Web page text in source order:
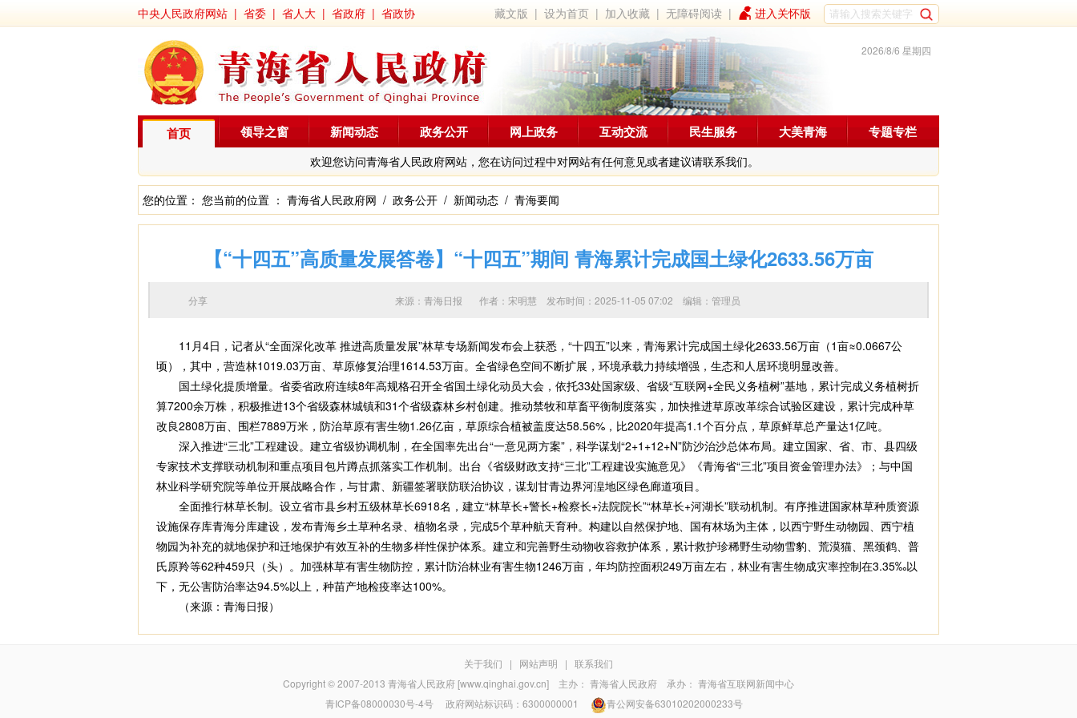
中央人民政府网站 | 省委 | 省人大 | 省政府 | 省政协 藏文版 |设为首页 | 加入收藏 |无障碍阅读 | 进入关怀版
2026/8/6 星期四
首页
欢迎您访问青海省人民政府网站，您在访问过程中对网站有任何意见或者建议请联系我们。
领导之窗 新闻动态 政务公开 网上政务 互动交流 民生服务 大美青海 专题专栏
您的位置： 您当前的位置 ： 青海省人民政府网 / 政务公开 / 新闻动态 / 青海要闻
【“十四五”高质量发展答卷】“十四五”期间 青海累计完成国土绿化2633.56万亩
来源：青海日报 作者： 宋明慧 发布时间：2025-11-05 07:02 编辑：管理员
分享
11月4日，记者从“全面深化改革 推进高质量发展”林草专场新闻发布会上获悉，“十四五”以来，青海累计完成国土绿化2633.56万亩（1亩≈0.0667公
顷），其中，营造林1019.03万亩、草原修复治理1614.53万亩。全省绿色空间不断扩展，环境承载力持续增强，生态和人居环境明显改善。
国土绿化提质增量。省委省政府连续8年高规格召开全省国土绿化动员大会，依托33处国家级、省级“互联网+全民义务植树”基地，累计完成义务植树折
算7200余万株，积极推进13个省级森林城镇和31个省级森林乡村创建。推动禁牧和草畜平衡制度落实，加快推进草原改革综合试验区建设，累计完成种草
改良2808万亩、围栏7889万米，防治草原有害生物1.26亿亩，草原综合植被盖度达58.56%，比2020年提高1.1个百分点，草原鲜草总产量达1亿吨。
深入推进“三北”工程建设。建立省级协调机制，在全国率先出台“一意见两方案”，科学谋划“2+1+12+N”防沙治沙总体布局。建立国家、省、市、县四级
专家技术支撑联动机制和重点项目包片蹲点抓落实工作机制。出台《省级财政支持“三北”工程建设实施意见》《青海省“三北”项目资金管理办法》；与中国
林业科学研究院等单位开展战略合作，与甘肃、新疆签署联防联治协议，谋划甘青边界河湟地区绿色廊道项目。
全面推行林草长制。设立省市县乡村五级林草长6918名，建立“林草长+警长+检察长+法院院长”“林草长+河湖长”联动机制。有序推进国家林草种质资源
设施保存库青海分库建设，发布青海乡土草种名录、植物名录，完成5个草种航天育种。构建以自然保护地、国有林场为主体，以西宁野生动物园、西宁植
物园为补充的就地保护和迁地保护有效互补的生物多样性保护体系。建立和完善野生动物收容救护体系，累计救护珍稀野生动物雪豹、荒漠猫、黑颈鹤、普
氏原羚等62种459只（头）。加强林草有害生物防控，累计防治林业有害生物1246万亩，年均防控面积249万亩左右，林业有害生物成灾率控制在3.35‰以
下，无公害防治率达94.5%以上，种苗产地检疫率达100%。
（来源：青海日报）
关于我们 | 网站声明 | 联系我们
Copyright © 2007-2013 青海省人民政府 [www.qinghai.gov.cn] 主办： 青海省人民政府 承办： 青海省互联网新闻中心
青ICP备08000030号-4号政府网站标识码：6300000001
青公网安备63010202000233号